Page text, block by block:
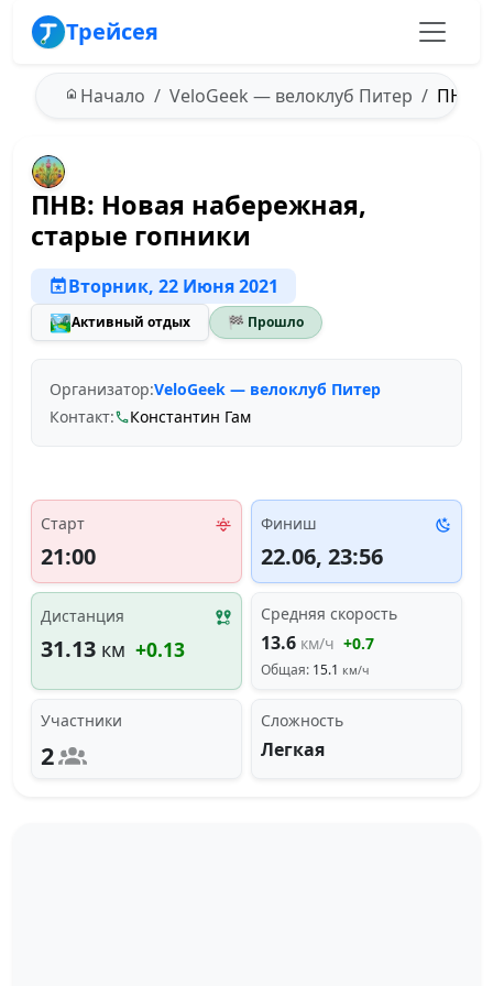
Трейсея
Начало VeloGeek — велоклуб Питер ПНВ:
ПНВ: Новая набережная,
старые гопники
Вторник, 22 Июня 2021
🏞️Активный отдых 🏁 Прошло
Организатор:VeloGeek — велоклуб Питер
Контакт:
Константин Гам
Старт
21:00
Финиш
22.06, 23:56
Дистанция
31.13 км +0.13
Средняя скорость
13.6 км/ч +0.7
Общая: 15.1 км/ч
Участники
2
Сложность
Легкая